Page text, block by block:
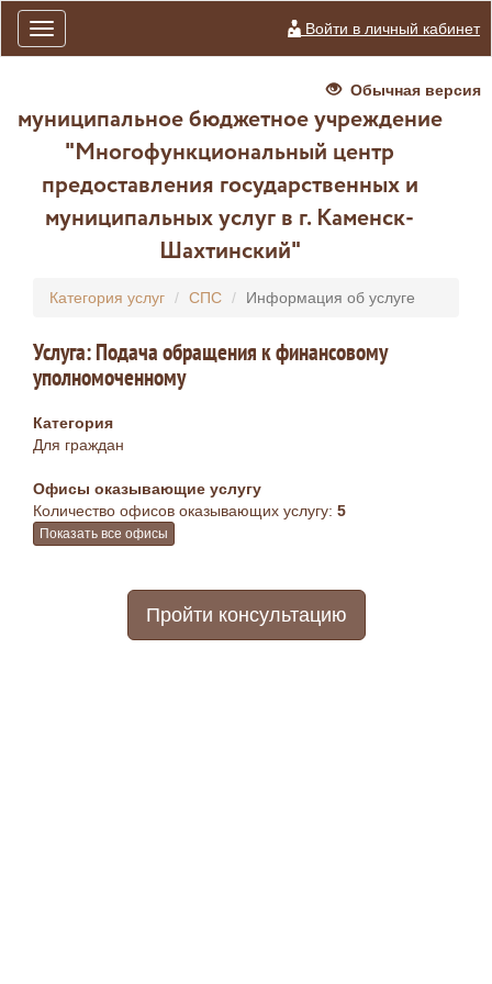
Toggle
navigation
Войти в личный кабинет
Обычная версия
муниципальное бюджетное учреждение
"Многофункциональный центр
предоставления государственных и
муниципальных услуг в г. Каменск-
Шахтинский"
Категория услуг СПС Информация об услуге
Услуга: Подача обращения к финансовому
уполномоченному
Категория
Для граждан
Офисы оказывающие услугу
Количество офисов оказывающих услугу: 5
Показать все офисы
Пройти консультацию